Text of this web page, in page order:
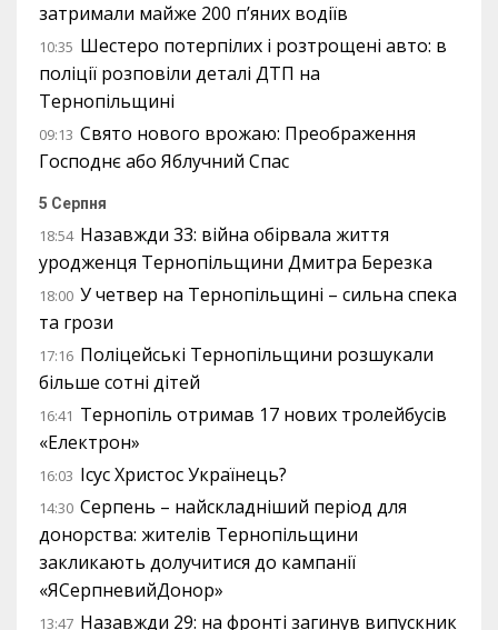
затримали майже 200 п’яних водіїв
10:35 Шестеро потерпілих і розтрощені авто: в
поліції розповіли деталі ДТП на
Тернопільщині
09:13 Свято нового врожаю: Преображення
Господнє або Яблучний Спас
5 Серпня
18:54 Назавжди 33: війна обірвала життя
уродженця Тернопільщини Дмитра Березка
18:00 У четвер на Тернопільщині – сильна спека
та грози
17:16 Поліцейські Тернопільщини розшукали
більше сотні дітей
16:41 Тернопіль отримав 17 нових тролейбусів
«Електрон»
16:03 Ісус Христос Українець?
14:30 Серпень – найскладніший період для
донорства: жителів Тернопільщини
закликають долучитися до кампанії
«ЯСерпневийДонор»
13:47 Назавжди 29: на фронті загинув випускник